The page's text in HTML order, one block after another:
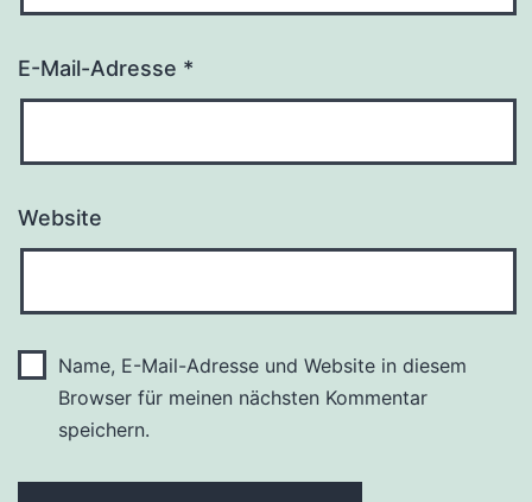
E-Mail-Adresse *
Website
Name, E-Mail-Adresse und Website in diesem
Browser für meinen nächsten Kommentar
speichern.